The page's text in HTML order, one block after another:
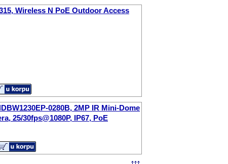
Wireless N PoE Outdoor Access
0280B, 2MP IR Mini-Dome
25/30fps@1080P, IP67, PoE